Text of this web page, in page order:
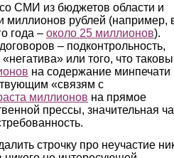
СМИ из бюджетов области и
миллионов рублей (например,
года – около 25 миллионов).
– подконтрольность,
или того, что
на содержание минпечати
«связям с
миллионов на прямое
прессы, значительная
строчку про неучастие